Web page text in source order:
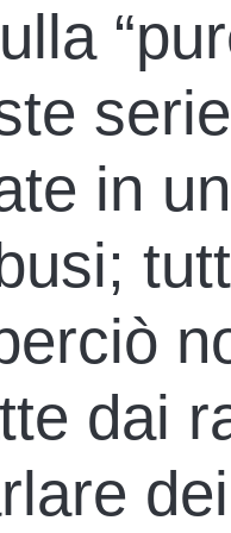
in
dai